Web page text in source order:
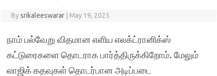
Bysrikaleeswarar May 19, 2025
நாம் பல்வேறு விதமான எளிய எலக்ட்ரானிக்ஸ்
கட்டுரைகளை தொடராக பார்த்திருக்கிறோம். மேலும்
லாஜிக் கதவுகள் தொடர்பான அடிப்படை